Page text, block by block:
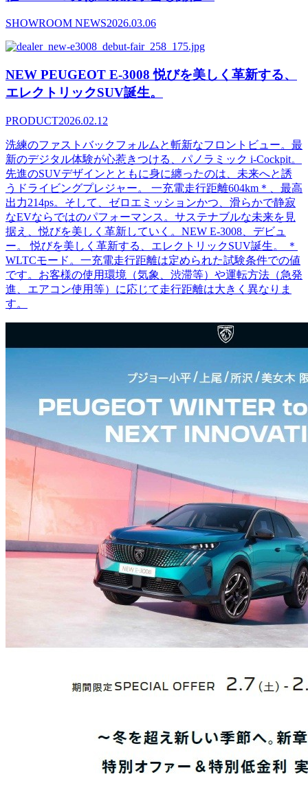
SHOWROOM NEWS2026.03.06
NEW PEUGEOT E-3008 悦びを美しく革新する、
エレクトリックSUV誕生。
PRODUCT2026.02.12
洗練のファストバックフォルムと斬新なフロントビュー。最
新のデジタル体験が心惹きつける、パノラミック i-Cockpit。
先進のSUVデザインとともに身に纏ったのは、未来へと誘
うドライビングプレジャー。 一充電走行距離604km＊、最高
出力214ps。そして、ゼロエミッションかつ、滑らかで静寂
なEVならではのパフォーマンス。サステナブルな未来を見
据え、悦びを美しく革新していく。NEW E-3008、デビュ
ー。 悦びを美しく革新する、エレクトリックSUV誕生。 ＊
WLTCモード。一充電走行距離は定められた試験条件での値
です。お客様の使用環境（気象、渋滞等）や運転方法（急発
進、エアコン使用等）に応じて走行距離は大きく異なりま
す。